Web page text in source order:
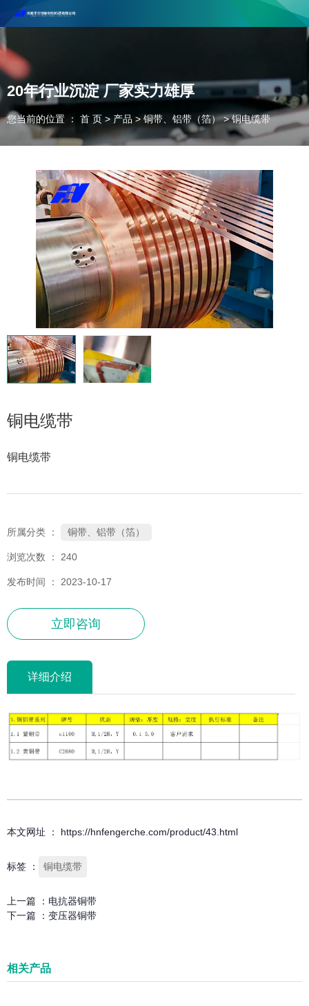
河南丰尔彻新材料科技有限公司欢迎合作咨询！
联系电话：18037947756
20年行业沉淀 厂家实力雄厚
您当前的位置 ： 首 页 > 产品 > 铜带、铝带（箔） >铜电缆带
铜电缆带
铜电缆带
所属分类 ： 铜带、铝带（箔）
浏览次数 ： 240
发布时间 ： 2023-10-17
立即咨询
详细介绍
本文网址 ： https://hnfengerche.com/product/43.html
标签 ： 铜电缆带
上一篇 ： 电抗器铜带
下一篇 ： 变压器铜带
相关产品